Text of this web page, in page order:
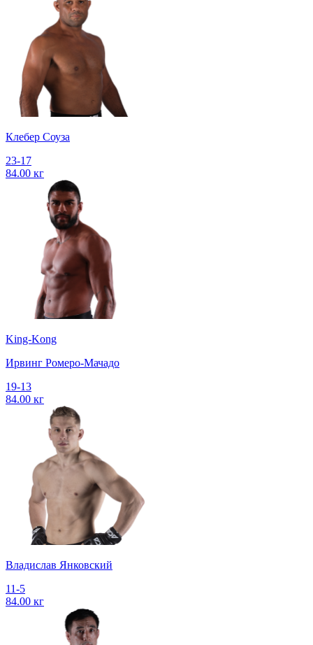
Клебер Соуза
23-17
84.00 кг
King-Kong
Ирвинг Ромеро-Мачадо
19-13
84.00 кг
Владислав Янковский
11-5
84.00 кг